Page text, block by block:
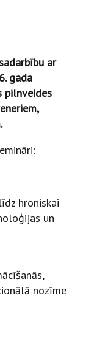
ar
gada
pilnveides
hroniskai
un
nozīme